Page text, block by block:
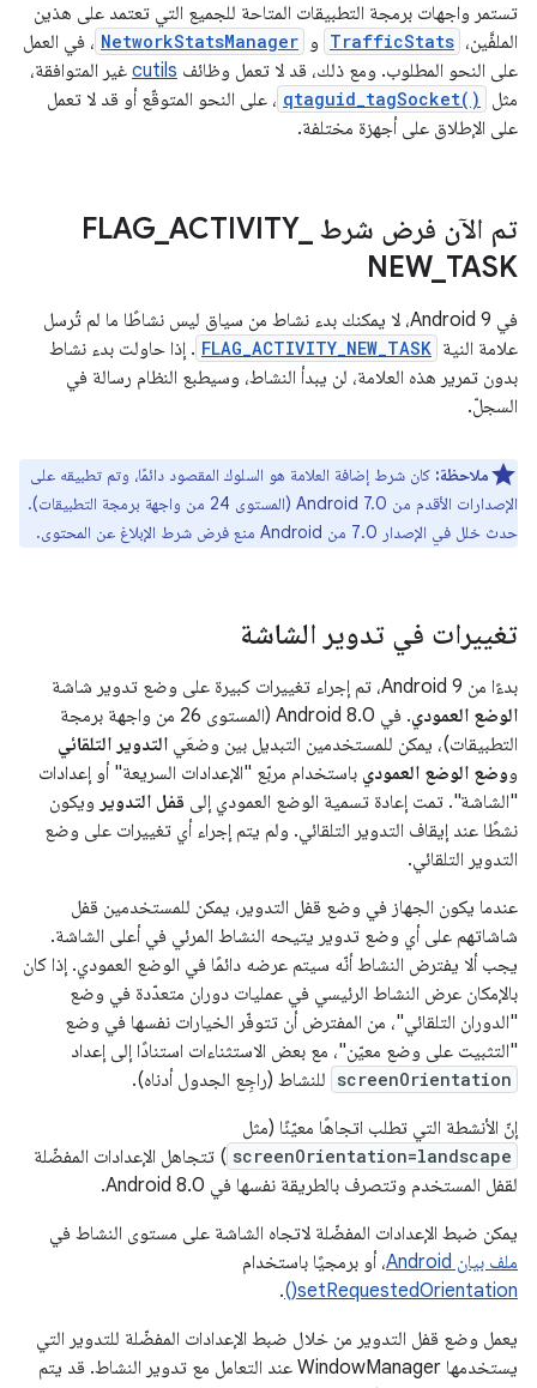
تستمر واجهات برمجة التطبيقات المتاحة للجميع التي تعتمد على هذين
الملفَّين، TrafficStats و NetworkStatsManager ، في العمل
على النحو المطلوب. ومع ذلك، قد لا تعمل وظائف cutils غير المتوافقة،
مثل
qtaguid_tagSocket() ، على النحو المتوقّع أو قد لا تعمل
على الإطلاق على أجهزة مختلفة.
تم الآن فرض شرط FLAG ACTIVITY_
NEW_ TASK
في Android 9، لا يمكنك بدء نشاط من سياق ليس نشاطًا ما لم تُرسل
علامة النية FLAG_ACTIVITY_NEW_TASK . إذا حاولت بدء نشاط
بدون تمرير هذه العلامة، لن يبدأ النشاط، وسيطبع النظام رسالة في
السجلّ.
ملاحظة: كان شرط إضافة العلامة هو السلوك المقصود دائمًا، وتم تطبيقه على
الإصدارات الأقدم من Android 7.0 (المستوى 24 من واجهة برمجة التطبيقات).
حدث خلل في الإصدار 7.0 من Android منع فرض شرط الإبلاغ عن المحتوى.
تغييرات في تدوير الشاشة
بدءًا من Android 9، تم إجراء تغييرات كبيرة على وضع تدوير شاشة
الوضع العمودي
. في Android 8.0 (المستوى 26 من واجهة برمجة
التطبيقات)، يمكن للمستخدمين التبديل بين وضعَي التدوير التلقائي
ووضع الوضع العمودي باستخدام مربّع "الإعدادات السريعة" أو إعدادات
"الشاشة". تمت إعادة تسمية الوضع العمودي إلى قفل التدوير ويكون
نشطًا عند إيقاف التدوير التلقائي. ولم يتم إجراء أي تغييرات على وضع
التدوير التلقائي.
عندما يكون الجهاز في وضع قفل التدوير، يمكن للمستخدمين قفل
شاشاتهم على أي وضع تدوير يتيحه النشاط المرئي في أعلى الشاشة.
يجب ألا يفترض النشاط أنّه سيتم عرضه دائمًا في الوضع العمودي. إذا كان
بالإمكان عرض النشاط الرئيسي في عمليات دوران متعدّدة في وضع
"الدوران التلقائي"، من المفترض أن تتوفّر الخيارات نفسها في وضع
"التثبيت على وضع معيّن"، مع بعض الاستثناءات استنادًا إلى إعداد
screenOrientation للنشاط (راجِع الجدول أدناه).
إنّ الأنشطة التي تطلب اتجاهًا معيّنًا (مثل
screenOrientation=landscape ) تتجاهل الإعدادات المفضّلة
لقفل المستخدم وتتصرف بالطريقة نفسها في Android 8.0.
يمكن ضبط الإعدادات المفضّلة لاتجاه الشاشة على مستوى النشاط في
ملف بيان Android
، أو برمجيًا باستخدام
setRequestedOrientation()
.
يعمل وضع قفل التدوير من خلال ضبط الإعدادات المفضّلة للتدوير التي
يستخدمها WindowManager عند التعامل مع تدوير النشاط. قد يتم